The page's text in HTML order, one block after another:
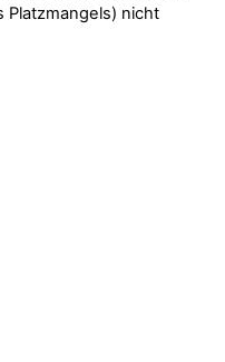
Platzmangels) nicht